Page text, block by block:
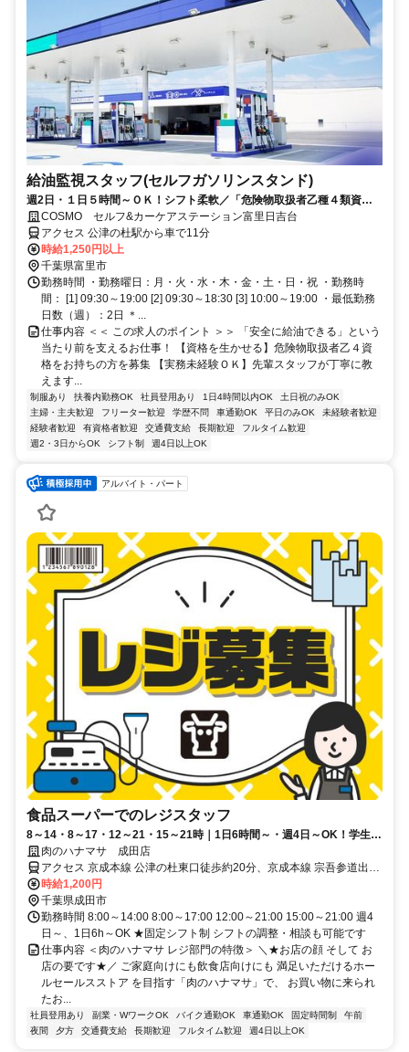
給油監視スタッフ(セルフガソリンスタンド)
週2日・１日５時間～ＯＫ！シフト柔軟／「危険物取扱者乙種４類資
格」をお持ちの方の募集／実務経験がなくてもＯＫです♪
COSMO セルフ&カーケアステーション富里日吉台
アクセス 公津の杜駅から車で11分
時給1,250円以上
千葉県富里市
勤務時間 ・勤務曜日：月・火・水・木・金・土・日・祝 ・勤務時
間： [1] 09:30～19:00 [2] 09:30～18:30 [3] 10:00～19:00 ・最低勤務
日数（週）：2日 ＊...
仕事内容 ＜＜ この求人のポイント ＞＞ 「安全に給油できる」という
当たり前を支えるお仕事！ 【資格を生かせる】危険物取扱者乙４資
格をお持ちの方を募集 【実務未経験ＯＫ】先輩スタッフが丁寧に教
えます...
制服あり 扶養内勤務OK 社員登用あり 1日4時間以内OK
土日祝のみOK
主婦・主夫歓迎
フリーター歓迎 学歴不問 車通勤OK 平日のみOK
未経験者歓迎
経験者歓迎
有資格者歓迎 交通費支給 長期歓迎
フルタイム歓迎
週2・3日からOK
シフト制 週4日以上OK
アルバイト・パート
食品スーパーでのレジスタッフ
8～14・8～17・12～21・15～21時｜1日6時間～・週4日～OK！学生・
主婦・フリーター活躍中
肉のハナマサ 成田店
アクセス 京成本線 公津の杜東口徒歩約20分、京成本線 宗吾参道出入
口1徒歩約35分、京成本線 京成酒々井東口徒歩約50分 京成バス「教
習所」徒歩スグ！【車通勤OK/ガソリン代支給】国道409号、国道51
号、県道102号など
時給1,200円
千葉県成田市
勤務時間 8:00～14:00 8:00～17:00 12:00～21:00 15:00～21:00 週4
日～、1日6h～OK ★固定シフト制 シフトの調整・相談も可能です
仕事内容 ＜肉のハナマサ レジ部門の特徴＞ ＼★お店の顔 そして お
店の要です★／ ご家庭向けにも飲食店向けにも 満足いただけるホー
ルセールスストア を目指す「肉のハナマサ」で、 お買い物に来られ
たお...
社員登用あり 副業・WワークOK バイク通勤OK 車通勤OK 固定時間制
午前
夜間
夕方 交通費支給 長期歓迎 フルタイム歓迎 週4日以上OK